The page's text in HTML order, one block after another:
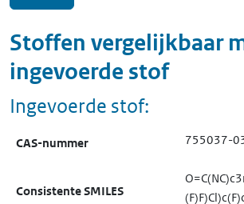
Stoffen vergelijkbaar
ingevoerde stof
Ingevoerde stof:
CAS-nummer 755037-
Consistente SMILES